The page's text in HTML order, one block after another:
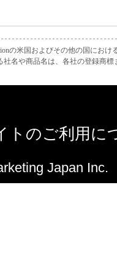
ることはできません
てはなりません。
びその複製物に係る
の米国およびその他の国におけ
社名や商品名は、各社の登録商標
トのご利用に
Japan Inc.